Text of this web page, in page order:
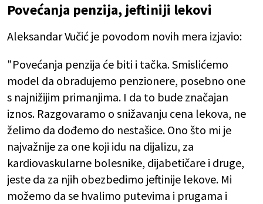
Povećanja penzija, jeftiniji lekovi
Aleksandar Vučić je povodom novih mera izjavio:
"Povećanja penzija će biti i tačka. Smislićemo
model da obradujemo penzionere, posebno one
s najnižijim primanjima. I da to bude značajan
iznos. Razgovaramo o snižavanju cena lekova, ne
želimo da dođemo do nestašice. Ono što mi je
najvažnije za one koji idu na dijalizu, za
kardiovaskularne bolesnike, dijabetičare i druge,
jeste da za njih obezbedimo jeftinije lekove. Mi
možemo da se hvalimo putevima i prugama i